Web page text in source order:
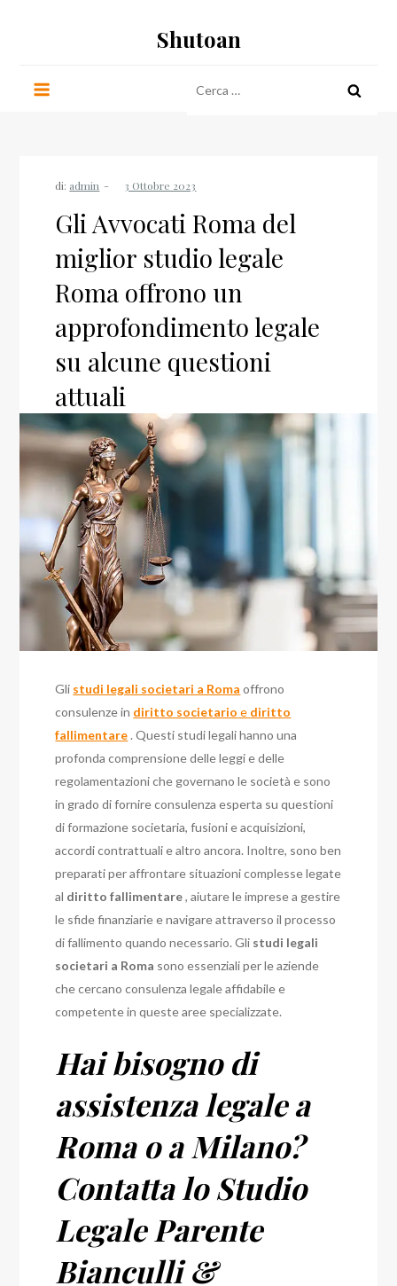
Shutoan
per:
di: admin
Gli Avvocati Roma del
miglior studio legale
Roma offrono un
approfondimento legale
su alcune questioni
attuali
Gli studi legali societari a Roma offrono
consulenze in diritto societario e diritto
fallimentare. Questi studi legali hanno una
profonda comprensione delle leggi e delle
regolamentazioni che governano le società e sono
in grado di fornire consulenza esperta su questioni
di formazione societaria, fusioni e acquisizioni,
accordi contrattuali e altro ancora. Inoltre, sono ben
preparati per affrontare situazioni complesse legate
al diritto fallimentare, aiutare le imprese a gestire
le sfide finanziarie e navigare attraverso il processo
di fallimento quando necessario. Gli studi legali
societari a Roma sono essenziali per le aziende
che cercano consulenza legale affidabile e
competente in queste aree specializzate.
Hai bisogno di
assistenza legale a
Roma o a Milano?
Contatta lo Studio
Legale Parente
Bianculli &